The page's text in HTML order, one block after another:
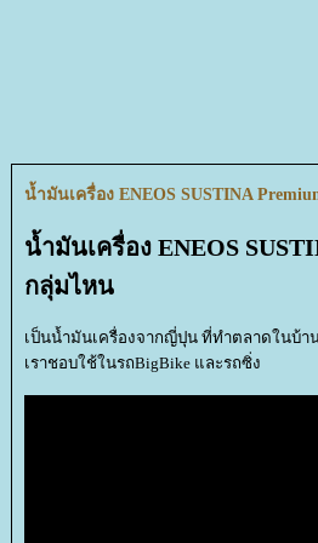
น้ำมันเครื่อง ENEOS SUSTINA
น้ำมันเครื่อง ENEOS
กลุ่มไหน
เป็นน้ำมันเครื่องจากญี่ปุน ที่ทำตลาดในบ้า
เราชอบใช้ในรถBigBike และรถซิ่ง